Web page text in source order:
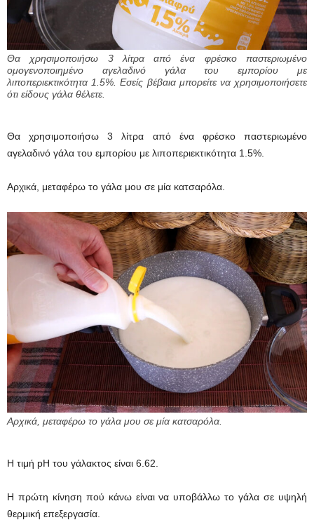
Θα χρησιμοποιήσω 3 λίτρα από ένα φρέσκο παστεριωμένο
ομογενοποιημένο αγελαδινό γάλα του εμπορίου με
λιποπεριεκτικότητα 1.5%. Εσείς βέβαια μπορείτε να χρησιμοποιήσετε
ότι είδους γάλα θέλετε.
Θα χρησιμοποιήσω 3 λίτρα από ένα φρέσκο παστεριωμένο
αγελαδινό γάλα του εμπορίου με λιποπεριεκτικότητα 1.5%.
Αρχικά, μεταφέρω το γάλα μου σε μία κατσαρόλα.
Αρχικά, μεταφέρω το γάλα μου σε μία κατσαρόλα.
Η τιμή pH του γάλακτος είναι 6.62.
Η πρώτη κίνηση πού κάνω είναι να υποβάλλω το γάλα σε υψηλή
θερμική επεξεργασία.